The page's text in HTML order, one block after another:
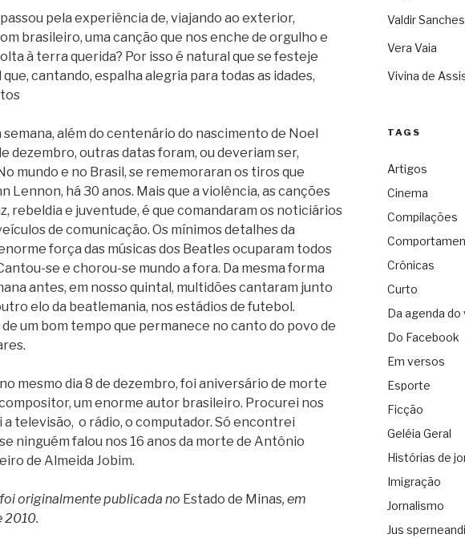
pela experiência de, viajando ao exterior,
brasileiro, uma canção que nos enche de orgulho e
à terra querida? Por isso é natural que se festeje
cantando, espalha alegria para todas as idades,
semana, além do centenário do nascimento de Noel
dezembro, outras datas foram, ou deveriam ser,
mundo e no Brasil, se rememoraran os tiros que
Lennon, há 30 anos. Mais que a violência, as canções
rebeldia e juventude, é que comandaram os noticiários
de comunicação. Os mínimos detalhes da
força das músicas dos Beatles ocuparam todos
se e chorou-se mundo a fora. Da mesma forma
antes, em nosso quintal, multidões cantaram junto
elo da beatlemania, nos estádios de futebol.
um bom tempo que permanece no canto do povo de
mesmo dia 8 de dezembro, foi aniversário de morte
um enorme autor brasileiro. Procurei nos
a televisão, o rádio, o computador. Só encontrei
ninguém falou nos 16 anos da morte de Antônio
de Almeida Jobim.
originalmente publicada no Estado de Minas, em
2010.
Valdir Sanches
Vera Vaia
Vivina de
TAGS
Artigos
Cinema
Compilações
Crônicas
Curto
Da agenda do
Do Facebook
Em versos
Esporte
Ficção
Geléia Geral
Histórias de
Imigração
Jornalismo
Jus sperneandi